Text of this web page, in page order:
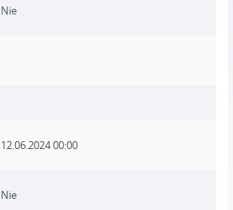
Nie
12.06.2024 00:00
Nie